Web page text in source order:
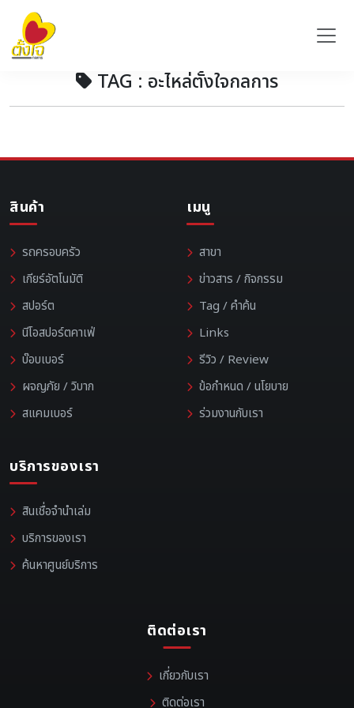
TAG : อะไหล่ตั้งใจกลการ
สินค้า
รถครอบครัว
เกียร์อัตโนมัติ
สปอร์ต
นีโอสปอร์ตคาเฟ่
บ๊อบเบอร์
ผจญภัย / วิบาก
สแคมเบอร์
เมนู
สาขา
ข่าวสาร / กิจกรรม
Tag / คำค้น
Links
รีวิว / Review
ข้อกำหนด / นโยบาย
ร่วมงานกับเรา
บริการของเรา
สินเชื่อจำนำเล่ม
บริการของเรา
ค้นหาศูนย์บริการ
ติดต่อเรา
เกี่ยวกับเรา
ติดต่อเรา